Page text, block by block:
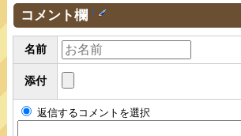
コメント欄 †
名前
添付
返信するコメントを選択